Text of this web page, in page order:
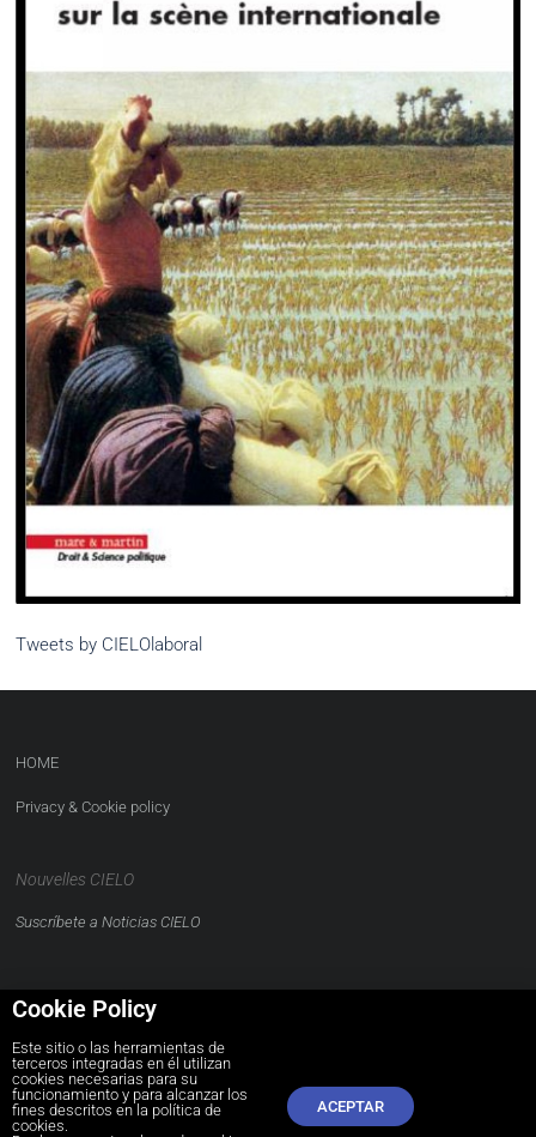
Tweets by CIELOlaboral
HOME
Privacy & Cookie policy
Nouvelles CIELO
Suscríbete a Noticias CIELO
CONTACTO
comunidad@cielolaboral.com
Cookie Policy
Este sitio o las herramientas de
terceros integradas en él utilizan
cookies necesarias para su
funcionamiento y para alcanzar los
fines descritos en la política de
cookies.
ACEPTAR